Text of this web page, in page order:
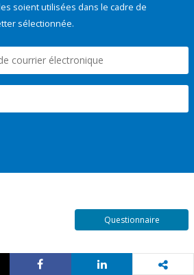
soient utilisées dans le cadre de
sélectionnée.
Questionnaire